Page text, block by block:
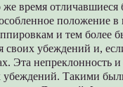
время отличавшиеся
положение
и тем более
своих убеждений и,
Эта непреклонность
Такими